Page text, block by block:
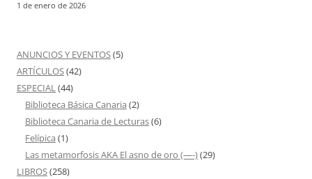
1 de enero de 2026
ANUNCIOS Y EVENTOS(5)
ARTÍCULOS(42)
ESPECIAL(44)
Biblioteca Básica Canaria (2)
Biblioteca Canaria de Lecturas(6)
Felípica (1)
Las metamorfosis AKA El asno de oro (—-)(29)
LIBROS(258)